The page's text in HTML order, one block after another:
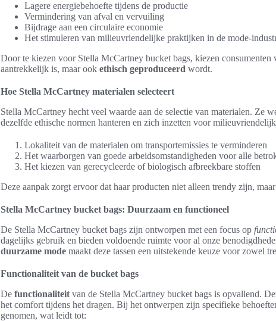
Lagere energiebehoefte tijdens de productie
Vermindering van afval en vervuiling
Bijdrage aan een circulaire economie
Het stimuleren van milieuvriendelijke praktijken in de mode-
Door te kiezen voor Stella McCartney bucket bags, kiezen consumenten
aantrekkelijk is, maar ook ethisch geproduceerd wordt.
Hoe Stella McCartney materialen selecteert
Stella McCartney hecht veel waarde aan de selectie van materialen. Ze
dezelfde ethische normen hanteren en zich inzetten voor
Lokaliteit van de materialen om transportemissies te verminderen
Het waarborgen van goede arbeidsomstandigheden voor alle
Het kiezen van gerecycleerde of biologisch afbreekbare stoffen
Deze aanpak zorgt ervoor dat haar producten niet alleen trendy zijn,
Stella McCartney bucket bags: Duurzaam en functioneel
De Stella McCartney bucket bags zijn ontworpen met een focus op
dagelijks gebruik en bieden voldoende ruimte voor al onze
duurzame mode maakt deze tassen een uitstekende keuze voor zowel
Functionaliteit van de bucket bags
De functionaliteit van de Stella McCartney bucket bags is opvallend.
het comfort tijdens het dragen. Bij het ontwerpen zijn specifieke
genomen, wat leidt tot: